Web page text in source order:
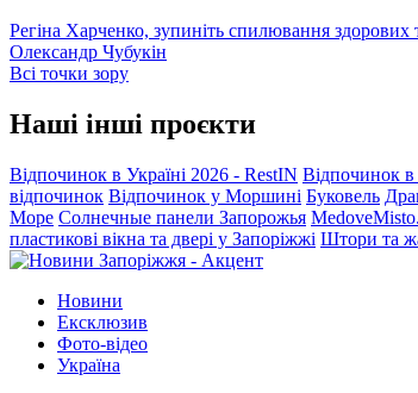
Регіна Харченко, зупиніть спилювання здорових
Олександр Чубукін
Всі точки зору
Наші інші проєкти
Відпочинок в Україні 2026 - RestIN Відпочинок в
відпочинок Відпочинок у Моршині Буковель
Море Солнечные панели Запорожья
пластикові вікна та двері у Запоріжжі Штори та
Новини
Ексклюзив
Фото-відео
Україна